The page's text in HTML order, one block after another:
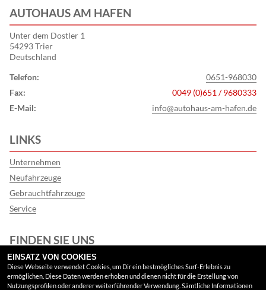
AUTOHAUS AM HAFEN
Unter dem Dostler 1
54293 Trier
Deutschland
Telefon:
0651-968030
Fax:
0049 (0)651 / 9680333
E-Mail:
info@autohaus-am-hafen.de
LINKS
Unternehmen
Neufahrzeuge
Gebrauchtfahrzeuge
Service
FINDEN SIE UNS
Google Maps
EINSATZ VON COOKIES
Diese Webseite verwendet Cookies, um Dir ein bestmögliches Surf-Erlebnis zu
ermöglichen. Diese Daten werden erhoben und dienen nicht für die Erstellung von
Nutzungsprofilen oder anderer weiterführender Verwendung. Sämtliche Informationen